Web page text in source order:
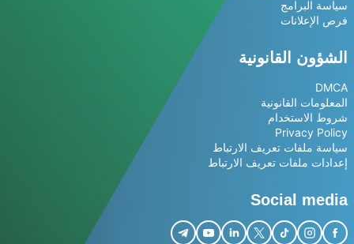
سياسة البرامج
فرص الإعلانات
الشؤون القانونية
DMCA
المعلومات القانونية
شروط الاستخدام
Privacy Policy
سياسة ملفات تعريف الارتباط
إعدادات ملفات تعريف الارتباط
Social media